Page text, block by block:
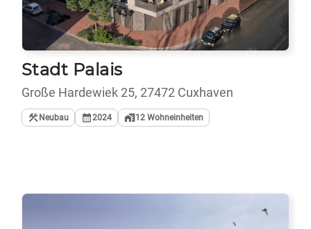
Stadt Palais
Große Hardewiek 25, 27472 Cuxhaven
Neubau 2024 12 Wohneinheiten